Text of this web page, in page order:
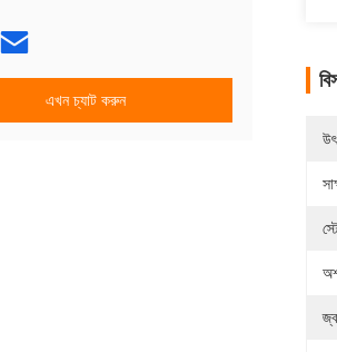
এখন চ্যাট করুন